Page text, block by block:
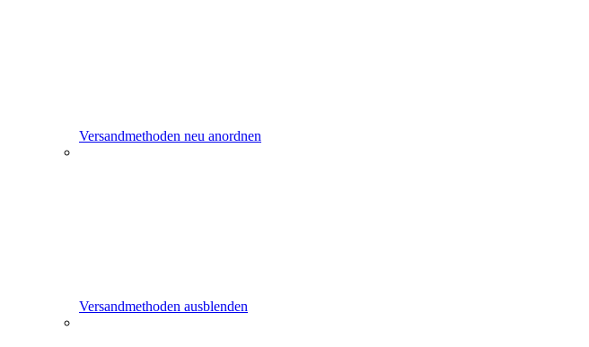
Versandmethoden neu anordnen
Versandmethoden ausblenden